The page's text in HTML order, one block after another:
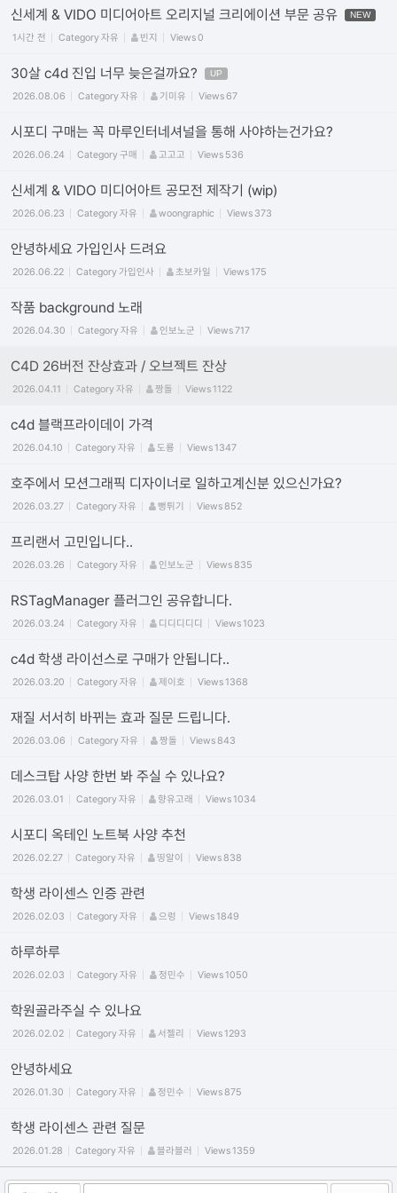
신세계 & VIDO 미디어아트 오리지널 크리에이션 부문 공유 NEW
1시간 전 Category자유 빈지 Views0
30살 c4d 진입 너무 늦은걸까요? UP
2026.08.06 Category자유 기미유 Views67
시포디 구매는 꼭 마루인터네셔널을 통해 사야하는건가요?
2026.06.24 Category구매 고고고 Views 536
신세계 & VIDO 미디어아트 공모전 제작기 (wip)
2026.06.23 Category자유 woongraphic Views 373
안녕하세요 가입인사 드려요
2026.06.22 Category가입인사 초보카일 Views175
작품 background 노래
2026.04.30 Category자유 인보노군 Views717
C4D 26버전 잔상효과 / 오브젝트 잔상
2026.04.11 Category자유 짱돌 Views 1122
c4d 블랙프라이데이 가격
2026.04.10 Category자유 도룡 Views1347
호주에서 모션그래픽 디자이너로 일하고계신분 있으신가요?
2026.03.27 Category자유 뻥튀기 Views852
프리랜서 고민입니다..
2026.03.26 Category자유 인보노군 Views835
RSTagManager 플러그인 공유합니다.
2026.03.24 Category자유 디디디디디 Views1023
c4d 학생 라이선스로 구매가 안됩니다..
2026.03.20 Category자유 제이호 Views1368
재질 서서히 바뀌는 효과 질문 드립니다.
2026.03.06 Category자유 짱돌 Views843
데스크탑 사양 한번 봐 주실 수 있나요?
2026.03.01 Category자유 향유고래 Views1034
시포디 옥테인 노트북 사양 추천
2026.02.27 Category자유 띵알이 Views838
학생 라이센스 인증 관련
2026.02.03 Category자유 으렁 Views1849
하루하루
2026.02.03 Category자유 정민수 Views1050
학원골라주실 수 있나요
2026.02.02 Category자유 서젤리 Views1293
안녕하세요
2026.01.30 Category자유 정민수 Views875
학생 라이센스 관련 질문
2026.01.28 Category자유 블라블러 Views1359